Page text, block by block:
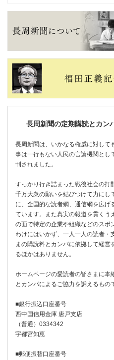
長周新聞の定期購読とカン
長周新聞は、いかなる権威に対して
事は一行もない人民の言論機関とし
刊されました。
すっかり行き詰まった戦後社会の打
千万大衆の願いを結びつけて力にし
に、全国的な読者網、通信網を広げ
ています。また真実の報道を貫くう
の面で特定の企業や組織などのスポ
わけにはいかず、一人一人の読者・
まの購読料とカンパに依拠して経営
るほかはありません。
ホームページの愛読者の皆さまに本
とカンパによるご協力を訴えるもの
■銀行振込口座番号
西中国信用金庫 唐戸支店
（普通）0334342
宇都宮知恵
■郵便振替口座番号